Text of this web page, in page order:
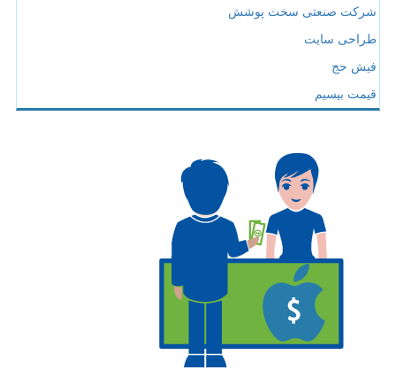
شرکت صنعتی سخت پوشش
طراحی سایت
فیش حج
قیمت بیسیم